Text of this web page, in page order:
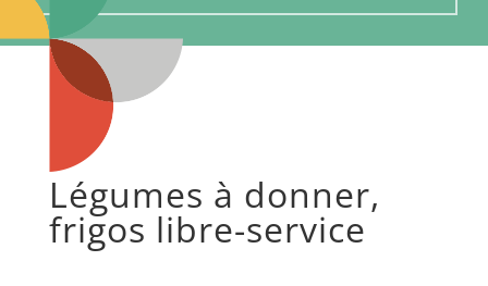
Légumes à donner,
frigos libre-service